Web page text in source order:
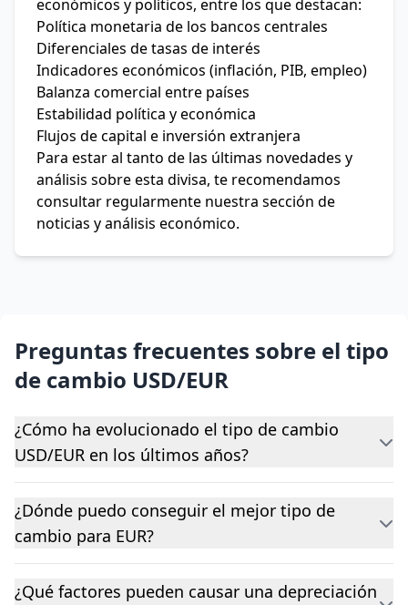
económicos y políticos, entre los que destacan:
Política monetaria de los bancos centrales
Diferenciales de tasas de interés
Indicadores económicos (inflación, PIB, empleo)
Balanza comercial entre países
Estabilidad política y económica
Flujos de capital e inversión extranjera
Para estar al tanto de las últimas novedades y
análisis sobre esta divisa, te recomendamos
consultar regularmente nuestra sección de
noticias y análisis económico.
Preguntas frecuentes sobre el tipo
de cambio USD/EUR
¿Cómo ha evolucionado el tipo de cambio
USD/EUR en los últimos años?
¿Dónde puedo conseguir el mejor tipo de
cambio para EUR?
¿Qué factores pueden causar una depreciación